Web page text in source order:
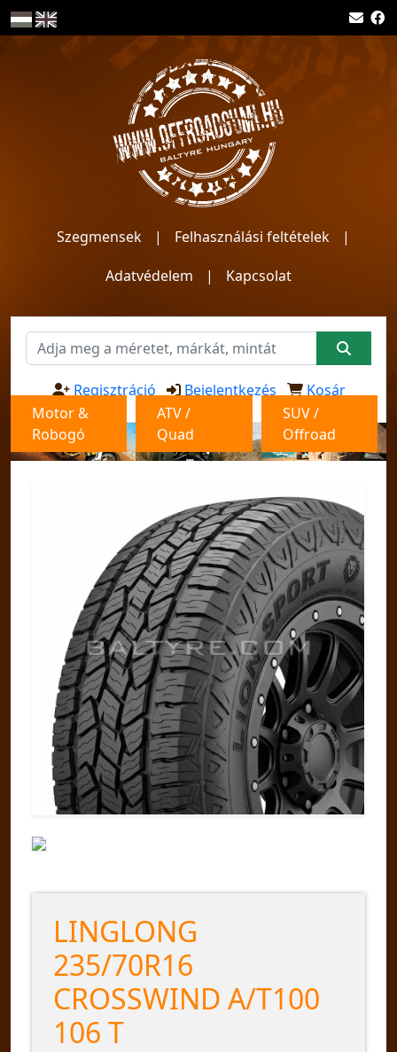
Szegmensek | Felhasználási feltételek
|
Adatvédelem
| Kapcsolat
Regisztráció Bejelentkezés
Kosár
Motor &
Robogó
ATV /
Quad
SUV /
Offroad
LINGLONG
235/70R16
CROSSWIND A/T100
106 T